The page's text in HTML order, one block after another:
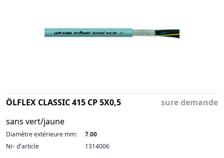
ÖLFLEX CLASSIC 415 CP 5X0,5
sans vert/jaune
sure demande
Diamètre extérieure mm:
7.00
Nr- d'article
1314006